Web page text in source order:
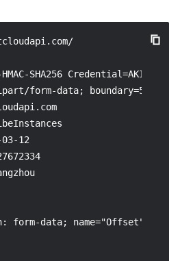
SHA256
form-data;
12
form-data; name="Offset"